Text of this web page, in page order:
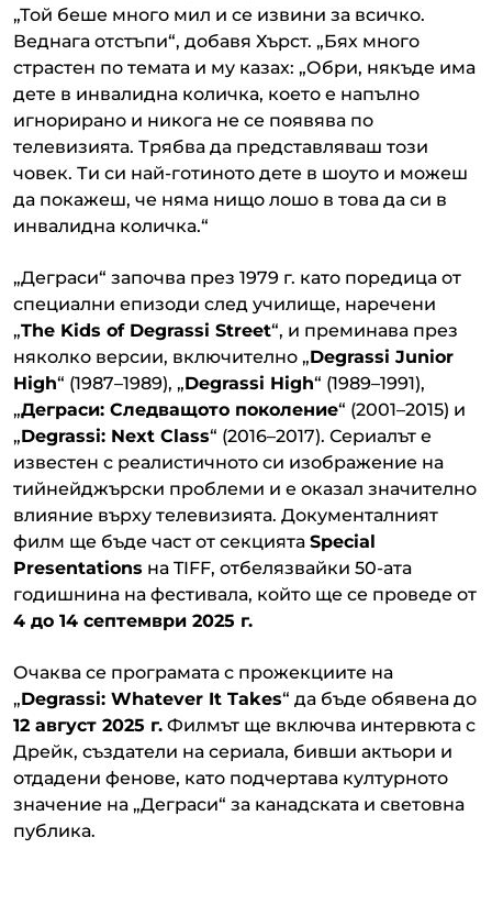
„Той беше много мил и се извини за всичко.
Веднага отстъпи“, добавя Хърст. „Бях много
страстен по темата и му казах: „Обри, някъде има
дете в инвалидна количка, което е напълно
игнорирано и никога не се появява по
телевизията. Трябва да представляваш този
човек. Ти си най-готиното дете в шоуто и можеш
да покажеш, че няма нищо лошо в това да си в
инвалидна количка.“
„Деграси“ започва през 1979 г. като поредица от
специални епизоди след училище, наречени
„The Kids of Degrassi Street“, и преминава през
няколко версии, включително „Degrassi Junior
High“ (1987–1989), „Degrassi High“ (1989–1991),
„Деграси: Следващото поколение“ (2001–2015) и
„Degrassi: Next Class“ (2016–2017). Сериалът е
известен с реалистичното си изображение на
тийнейджърски проблеми и е оказал значително
влияние върху телевизията. Документалният
филм ще бъде част от секцията Special
Presentations на TIFF, отбелязвайки 50-ата
годишнина на фестивала, който ще се проведе от
4 до 14 септември 2025 г.
Очаква се програмата с прожекциите на
„Degrassi: Whatever It Takes“ да бъде обявена до
12 август 2025 г. Филмът ще включва интервюта с
Дрейк, създатели на сериала, бивши актьори и
отдадени фенове, като подчертава културното
значение на „Деграси“ за канадската и световна
публика.